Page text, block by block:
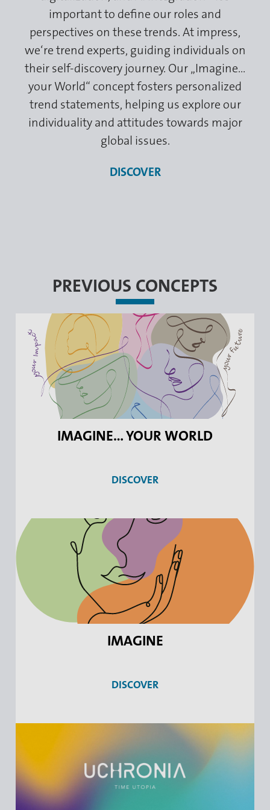
important to define our roles and
perspectives on these trends. At impress,
we‘re trend experts, guiding individuals on
their self-discovery journey. Our „Imagine...
your World“ concept fosters personalized
trend statements, helping us explore our
individuality and attitudes towards major
global issues.
DISCOVER
PREVIOUS CONCEPTS
IMAGINE... YOUR WORLD
DISCOVER
IMAGINE
DISCOVER